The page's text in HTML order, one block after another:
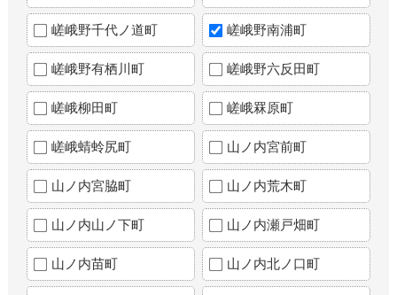
嵯峨野千代ノ道町 嵯峨野南浦町
嵯峨野有栖川町 嵯峨野六反田町
嵯峨柳田町 嵯峨罧原町
嵯峨蜻蛉尻町 山ノ内宮前町
山ノ内宮脇町 山ノ内荒木町
山ノ内山ノ下町 山ノ内瀬戸畑町
山ノ内苗町 山ノ内北ノ口町